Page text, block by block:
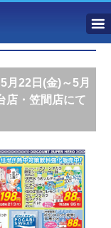
月22日(金)～5月
店・笠間店にて